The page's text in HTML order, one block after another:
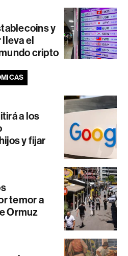
y
el
cripto
a los
y fijar
temor a
Ormuz